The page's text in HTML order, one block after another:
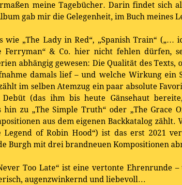
meine Tagebücher. Darin findet sich
gab mir die Gelegenheit, im Buch meines
wie „The Lady in Red“, „Spanish Train“ („…
Ferryman“ & Co. hier nicht fehlen dürfen,
abhängig gewesen: Die Qualität des Texts,
damals lief – und welche Wirkung ein
im selben Atemzug ein paar absolute
Debüt (das ihm bis heute Gänsehaut
hin zu „The Simple Truth“ oder „The Grace
aus dem eigenen Backkatalog zählt.
Legend of Robin Hood“) ist das erst 2021
Burgh mit drei brandneuen Kompositionen
Too Late“ ist eine vertonte Ehrenrunde
augenzwinkernd und liebevoll…